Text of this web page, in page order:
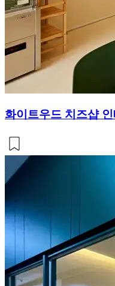
화이트우드 치즈샵 인